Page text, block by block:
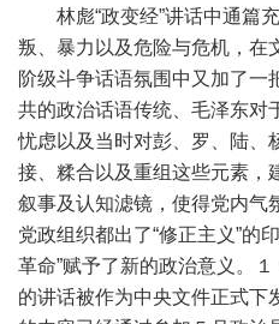
林彪“政变经”讲话中通篇
叛、暴力以及危险与危机，在
阶级斗争话语氛围中又加了一
共的政治话语传统、毛泽东对
忧虑以及当时对彭、罗、陆、
接、糅合以及重组这些元素，
叙事及认知滤镜，使得党内气
党政组织都出了“修正主义”的
革命”赋予了新的政治意义。
的讲话被作为中央文件正式下